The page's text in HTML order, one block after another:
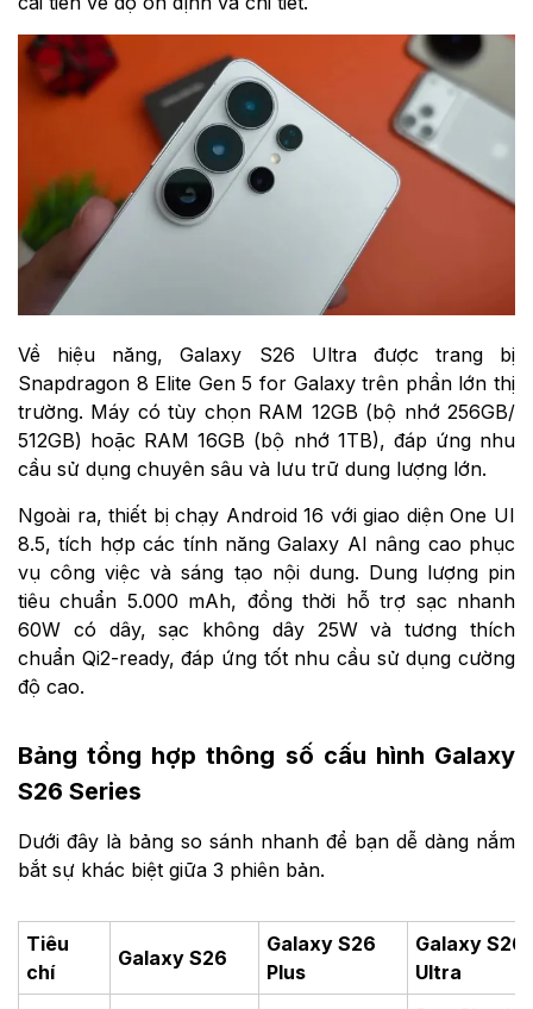
Về hiệu năng, Galaxy S26 Ultra được trang bị
Snapdragon 8 Elite Gen 5 for Galaxy trên phần lớn thị
trường. Máy có tùy chọn RAM 12GB (bộ nhớ 256GB/
512GB) hoặc RAM 16GB (bộ nhớ 1TB), đáp ứng nhu
cầu sử dụng chuyên sâu và lưu trữ dung lượng lớn.
Ngoài ra, thiết bị chạy Android 16 với giao diện One UI
8.5, tích hợp các tính năng Galaxy AI nâng cao phục
vụ công việc và sáng tạo nội dung. Dung lượng pin
tiêu chuẩn 5.000 mAh, đồng thời hỗ trợ sạc nhanh
60W có dây, sạc không dây 25W và tương thích
chuẩn Qi2-ready, đáp ứng tốt nhu cầu sử dụng cường
độ cao.
Bảng tổng hợp thông số cấu hình Galaxy
S26 Series
Dưới đây là bảng so sánh nhanh để bạn dễ dàng nắm
bắt sự khác biệt giữa 3 phiên bản.
Tiêu
chí
Galaxy S26
Galaxy S26
Plus
Galaxy S26
Ultra